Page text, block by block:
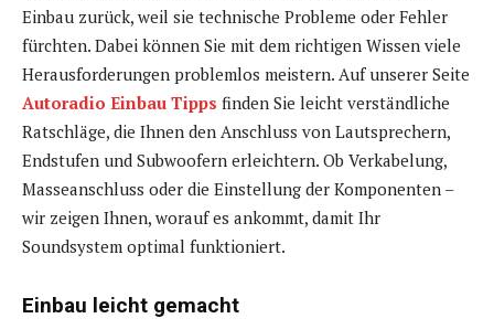
Einbau zurück, weil sie technische Probleme oder Fehler
fürchten. Dabei können Sie mit dem richtigen Wissen viele
Herausforderungen problemlos meistern. Auf unserer Seite
Autoradio Einbau Tipps finden Sie leicht verständliche
Ratschläge, die Ihnen den Anschluss von Lautsprechern,
Endstufen und Subwoofern erleichtern. Ob Verkabelung,
Masseanschluss oder die Einstellung der Komponenten –
wir zeigen Ihnen, worauf es ankommt, damit Ihr
Soundsystem optimal funktioniert.
Einbau leicht gemacht